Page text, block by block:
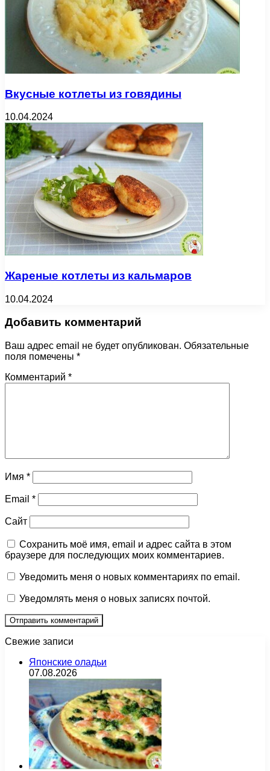
Вкусные котлеты из говядины
10.04.2024
Жареные котлеты из кальмаров
10.04.2024
Добавить комментарий
Ваш адрес email не будет опубликован. Обязательные
поля помечены *
Комментарий *
Имя *
Email *
Сайт
Сохранить моё имя, email и адрес сайта в этом
браузере для последующих моих комментариев.
Уведомить меня о новых комментариях по email.
Уведомлять меня о новых записях почтой.
Свежие записи
Японские оладьи
07.08.2026